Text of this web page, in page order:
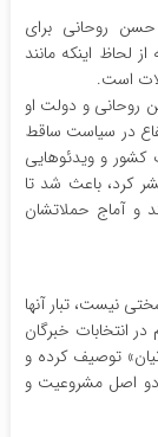
روحانی برای
لحاظ اینکه مانند
است.
روحانی و دولت او
در سیاست ساقط
و ویدئوهایی
کرد، باعث شد تا
و آماج حملاتشان
نیست، تبار آنها
انتخابات خبرگان
توصیف کرده و
دو اصل مشروعیت و